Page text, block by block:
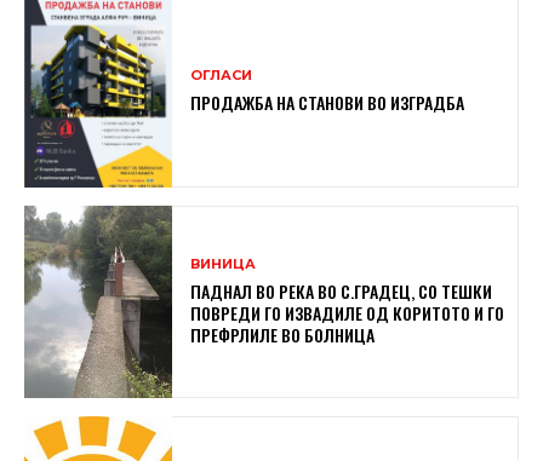
ОГЛАСИ
ПРОДАЖБА НА СТАНОВИ ВО ИЗГРАДБА
ВИНИЦА
ПАДНАЛ ВО РЕКА ВО С.ГРАДЕЦ, СО ТЕШКИ
ПОВРЕДИ ГО ИЗВАДИЛЕ ОД КОРИТОТО И ГО
ПРЕФРЛИЛЕ ВО БОЛНИЦА